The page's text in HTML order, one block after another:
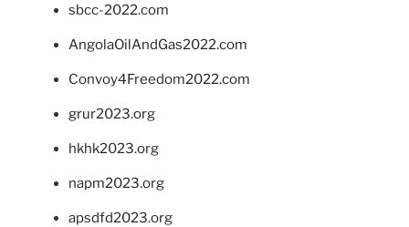
sbcc-2022.com
AngolaOilAndGas2022.com
Convoy4Freedom2022.com
grur2023.org
hkhk2023.org
napm2023.org
apsdfd2023.org